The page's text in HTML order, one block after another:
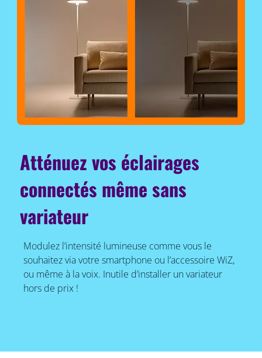
Atténuez vos éclairages
connectés même sans
variateur
Modulez l’intensité lumineuse comme vous le
souhaitez via votre smartphone ou l’accessoire WiZ,
ou même à la voix. Inutile d’installer un variateur
hors de prix !